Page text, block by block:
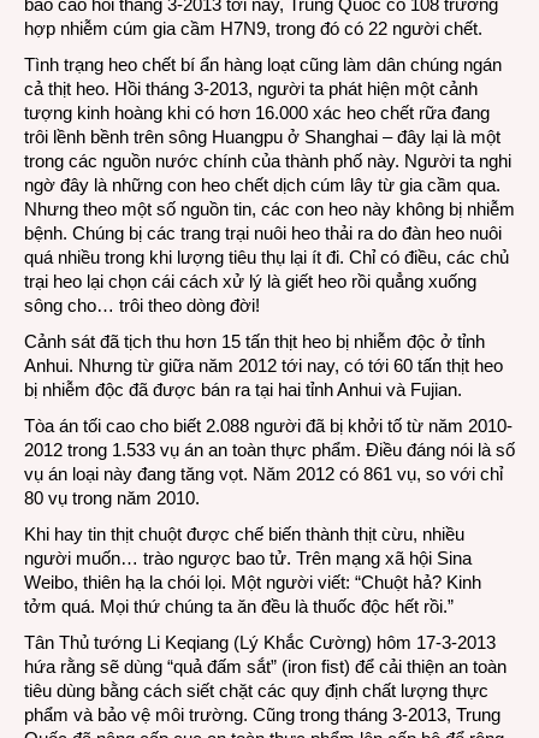
báo cáo hồi tháng 3-2013 tới nay, Trung Quốc có 108 trường
hợp nhiễm cúm gia cầm H7N9, trong đó có 22 người chết.
Tình trạng heo chết bí ẩn hàng loạt cũng làm dân chúng ngán
cả thịt heo. Hồi tháng 3-2013, người ta phát hiện một cảnh
tượng kinh hoàng khi có hơn 16.000 xác heo chết rữa đang
trôi lềnh bềnh trên sông Huangpu ở Shanghai – đây lại là một
trong các nguồn nước chính của thành phố này. Người ta nghi
ngờ đây là những con heo chết dịch cúm lây từ gia cầm qua.
Nhưng theo một số nguồn tin, các con heo này không bị nhiễm
bệnh. Chúng bị các trang trại nuôi heo thải ra do đàn heo nuôi
quá nhiều trong khi lượng tiêu thụ lại ít đi. Chỉ có điều, các chủ
trại heo lại chọn cái cách xử lý là giết heo rồi quẳng xuống
sông cho… trôi theo dòng đời!
Cảnh sát đã tịch thu hơn 15 tấn thịt heo bị nhiễm độc ở tỉnh
Anhui. Nhưng từ giữa năm 2012 tới nay, có tới 60 tấn thịt heo
bị nhiễm độc đã được bán ra tại hai tỉnh Anhui và Fujian.
Tòa án tối cao cho biết 2.088 người đã bị khởi tố từ năm 2010-
2012 trong 1.533 vụ án an toàn thực phẩm. Điều đáng nói là số
vụ án loại này đang tăng vọt. Năm 2012 có 861 vụ, so với chỉ
80 vụ trong năm 2010.
Khi hay tin thịt chuột được chế biến thành thịt cừu, nhiều
người muốn… trào ngược bao tử. Trên mạng xã hội Sina
Weibo, thiên hạ la chói lọi. Một người viết: “Chuột hả? Kinh
tởm quá. Mọi thứ chúng ta ăn đều là thuốc độc hết rồi.”
Tân Thủ tướng Li Keqiang (Lý Khắc Cường) hôm 17-3-2013
hứa rằng sẽ dùng “quả đấm sắt” (iron fist) để cải thiện an toàn
tiêu dùng bằng cách siết chặt các quy định chất lượng thực
phẩm và bảo vệ môi trường. Cũng trong tháng 3-2013, Trung